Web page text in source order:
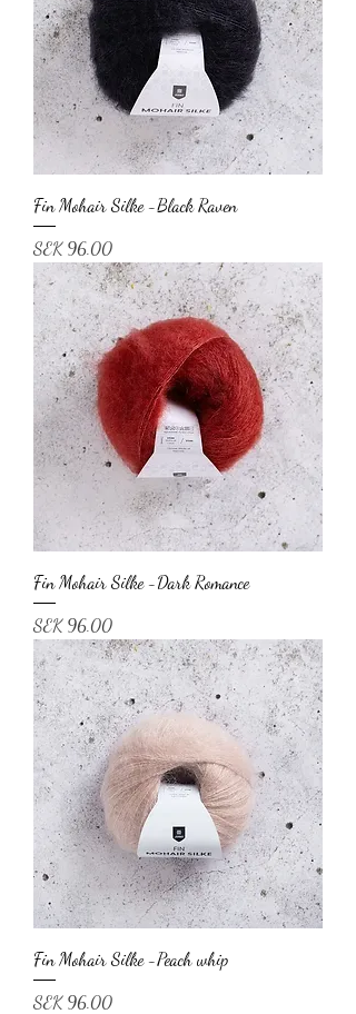
Fin Mohair Silke -Black Raven
Price
SEK 96.00
Fin Mohair Silke -Dark Romance
Price
SEK 96.00
Fin Mohair Silke -Peach whip
Price
SEK 96.00